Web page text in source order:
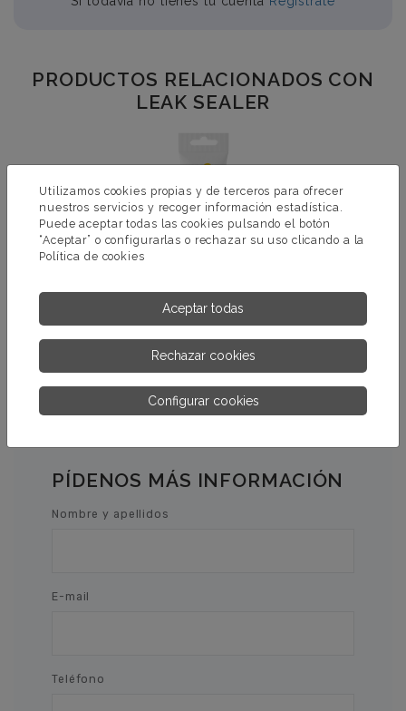
PRODUCTOS RELACIONADOS CON
LEAK SEALER
MS AQUA PISCINAS
PÍDENOS MÁS INFORMACIÓN
Nombre y apellidos
E-mail
Teléfono
Utilizamos cookies propias y de terceros para ofrecer
nuestros servicios y recoger información estadística.
Puede aceptar todas las cookies pulsando el botón
“Aceptar” o configurarlas o rechazar su uso clicando a la
Política de cookies
Aceptar todas
Rechazar cookies
Configurar cookies